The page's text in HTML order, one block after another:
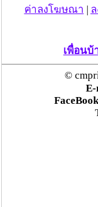
ประเทศ เริ่ม
คพ. เผยผล
แม่น้ำรวก-แ
8 “พบสารห
ไทยยังน่าล
แรก 1.1 แส
ค่าลงโฆษณา
เพื่อนบ้
©